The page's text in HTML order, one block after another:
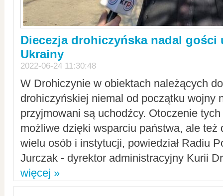
Diecezja drohiczyńska nadal gości
Ukrainy
2022-06-24 11:30:48
W Drohiczynie w obiektach należących
drohiczyńskiej niemal od początku wojny
przyjmowani są uchodźcy. Otoczenie
możliwe dzięki wsparciu państwa, ale też
wielu osób i instytucji, powiedział Radiu
Jurczak - dyrektor administracyjny Kurii
więcej »